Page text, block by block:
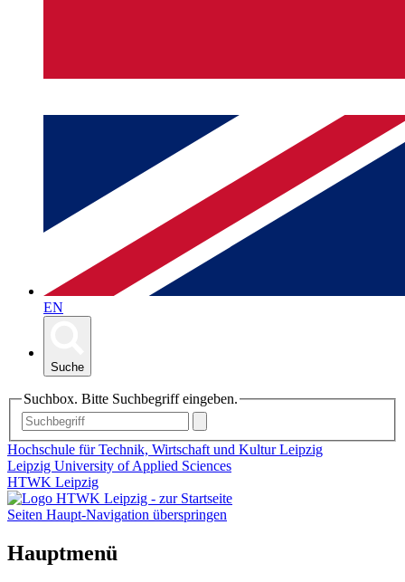
EN
Suche
Suchbox. Bitte Suchbegriff eingeben.
Hochschule für Technik, Wirtschaft und Kultur Leipzig
Leipzig University of Applied Sciences
HTWK Leipzig
Seiten Haupt-Navigation überspringen
Hauptmenü